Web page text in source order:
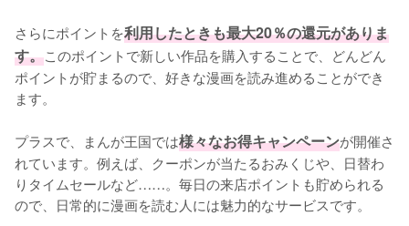
さらにポイントを利用したときも最大20％の還元がありま
す。このポイントで新しい作品を購入することで、どんどん
ポイントが貯まるので、好きな漫画を読み進めることができ
ます。
プラスで、まんが王国では様々なお得キャンペーンが開催さ
れています。例えば、クーポンが当たるおみくじや、日替わ
りタイムセールなど……。毎日の来店ポイントも貯められる
ので、日常的に漫画を読む人には魅力的なサービスです。